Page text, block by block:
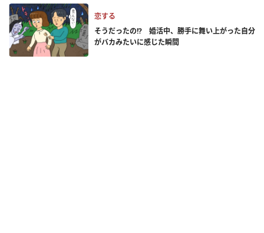
恋する
そうだったの!? 婚活中、勝手に舞い上がった自分
がバカみたいに感じた瞬間